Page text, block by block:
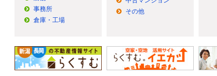
事務所
倉庫・工場
その他